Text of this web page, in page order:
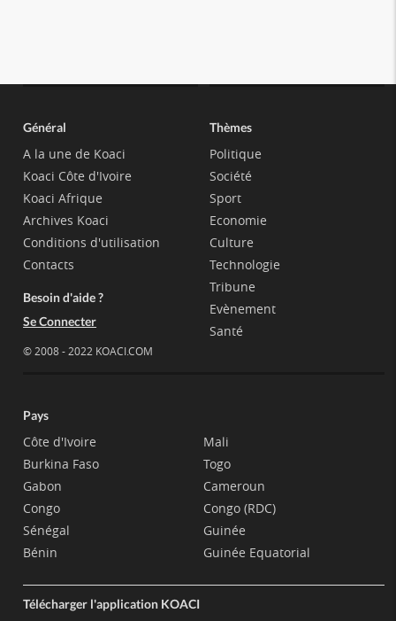
Général
A la une de Koaci
Koaci Côte d'Ivoire
Koaci Afrique
Archives Koaci
Conditions d'utilisation
Contacts
Besoin d'aide ?
Se Connecter
© 2008 - 2022 KOACI.COM
Thèmes
Politique
Société
Sport
Economie
Culture
Technologie
Tribune
Evènement
Santé
Pays
Côte d'Ivoire
Burkina Faso
Gabon
Congo
Sénégal
Bénin
Mali
Togo
Cameroun
Congo (RDC)
Guinée
Guinée Equatorial
Télécharger l'application KOACI